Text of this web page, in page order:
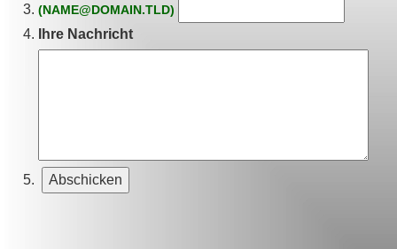
(NAME@DOMAIN.TLD)
Ihre Nachricht